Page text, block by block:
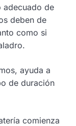
adecuado de
deben de
como si
ayuda a
de duración
comienza